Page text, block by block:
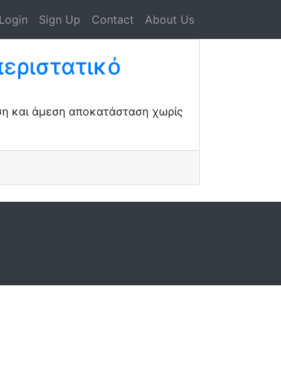
Login Sign Up Contact About Us
και άμεση αποκατάσταση χωρίς